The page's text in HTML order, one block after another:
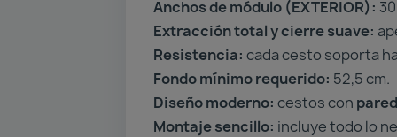
Anchos de módulo (EXTERIOR):
Extracción total y cierre suave:
Resistencia: cada cesto soporta
Fondo mínimo requerido: 52,5 cm.
Diseño moderno: cestos con
Montaje sencillo: incluye todo lo